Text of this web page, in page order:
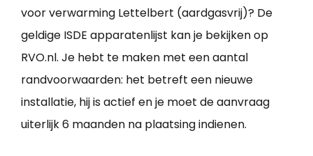
voor verwarming Lettelbert (aardgasvrij)? De
geldige ISDE apparatenlijst kan je bekijken op
RVO.nl. Je hebt te maken met een aantal
randvoorwaarden: het betreft een nieuwe
installatie, hij is actief en je moet de aanvraag
uiterlijk 6 maanden na plaatsing indienen.